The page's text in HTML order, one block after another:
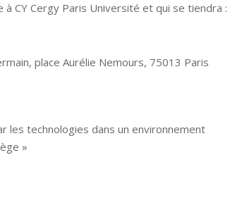
CY Cergy Paris Université et qui se tiendra :
place Aurélie Nemours, 75013 Paris
les technologies dans un environnement
»